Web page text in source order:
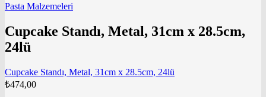
Pasta Malzemeleri
Cupcake Standı, Metal, 31cm x 28.5cm,
24lü
Cupcake Standı, Metal, 31cm x 28.5cm, 24lü
₺474,00